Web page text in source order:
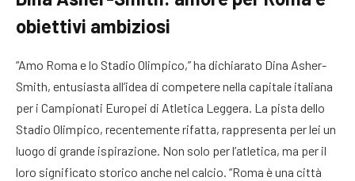
obiettivi ambiziosi
“Amo Roma e lo Stadio Olimpico,” ha dichiarato Dina Asher-
Smith, entusiasta all’idea di competere nella capitale italiana
per i Campionati Europei di Atletica Leggera. La pista dello
Stadio Olimpico, recentemente rifatta, rappresenta per lei un
luogo di grande ispirazione. Non solo per l’atletica, ma per il
loro significato storico anche nel calcio. “Roma è una città